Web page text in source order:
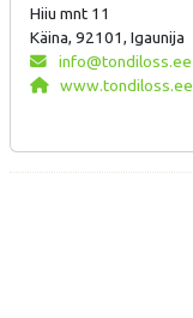
Hiiu mnt 11
Käina, 92101, Igaunija
info@tondiloss.ee
www.tondiloss.ee